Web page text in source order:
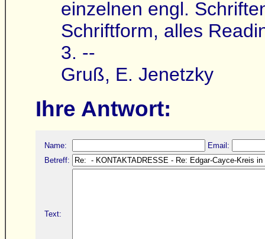
einzelnen engl.
Schriftform, alles
3. --
Gruß, E. Jenetzky
Ihre Antwort:
Name:
Email:
Betreff:
Text: